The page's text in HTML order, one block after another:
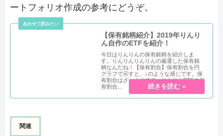
ートフォリオ作成の参考にどうぞ。
【保有銘柄紹介】2019年りんり
ん自作のETFを紹介！
今日はりんりんの保有銘柄を紹介しま
す。りんりんりんりんの厳選した保有銘
柄なんだね！【保有割合】保有割合を円
グラフで示すと、↓のような感じです。保
有割合はざっくりです。りんりんETFの保
有割合...
関連